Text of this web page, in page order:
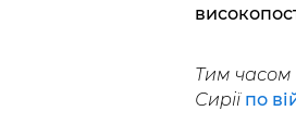
Тим часом
Сирії по